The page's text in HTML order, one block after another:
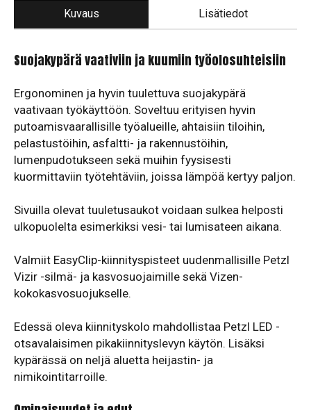
Kuvaus Lisätiedot
Suojakypärä vaativiin ja kuumiin työolosuhteisiin
Ergonominen ja hyvin tuulettuva suojakypärä
vaativaan työkäyttöön. Soveltuu erityisen hyvin
putoamisvaarallisille työalueille, ahtaisiin tiloihin,
pelastustöihin, asfaltti- ja rakennustöihin,
lumenpudotukseen sekä muihin fyysisesti
kuormittaviin työtehtäviin, joissa lämpöä kertyy paljon.
Sivuilla olevat tuuletusaukot voidaan sulkea helposti
ulkopuolelta esimerkiksi vesi- tai lumisateen aikana.
Valmiit EasyClip-kiinnityspisteet uudenmallisille Petzl
Vizir -silmä- ja kasvosuojaimille sekä Vizen-
kokokasvosuojukselle.
Edessä oleva kiinnityskolo mahdollistaa Petzl LED -
otsavalaisimen pikakiinnityslevyn käytön. Lisäksi
kypärässä on neljä aluetta heijastin- ja
nimikointitarroille.